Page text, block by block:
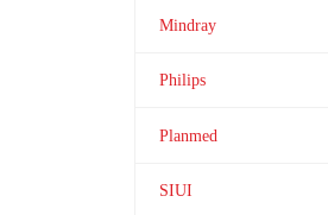
Mindray
Philips
Planmed
SIUI